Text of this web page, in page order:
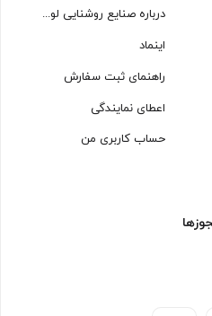
درباره صنایع روشنایی لوسترسازان
اینماد
راهنمای ثبت سفارش
اعطای نمایندگی
حساب کاربری من